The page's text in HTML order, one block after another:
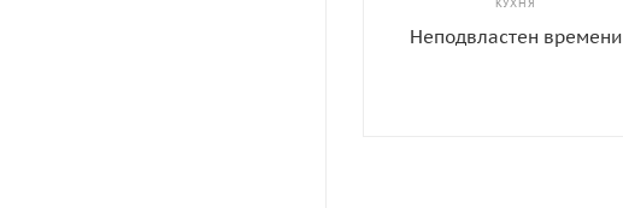
КУХНЯ
Неподвластен времени